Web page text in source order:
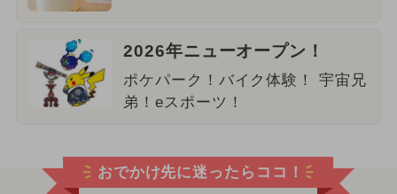
2026年ニューオープン！
ポケパーク！バイク体験！ 宇宙兄
弟！eスポーツ！
おでかけ先に迷ったらココ！